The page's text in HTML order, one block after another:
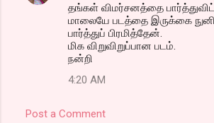
தங்கள் விமர்சனத்தை
மாலையே படத்தை இருக்கை
பார்த்துப் பிரமித்தேன்.
மிக விறுவிறுப்பான படம்.
நன்றி
4:20 AM
Post a Comment